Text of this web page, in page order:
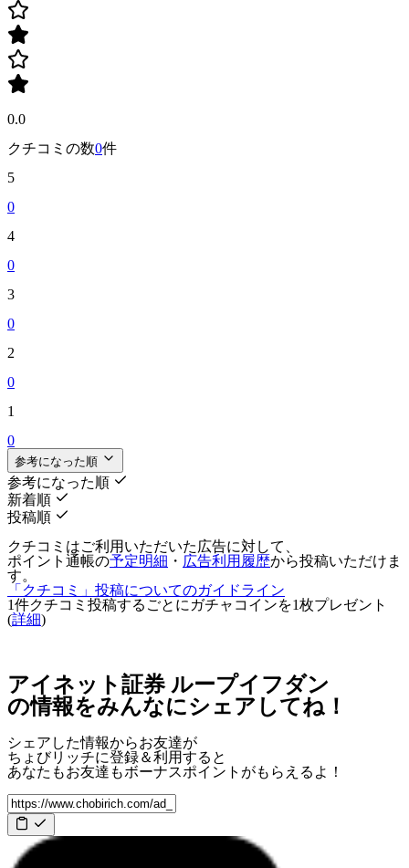
0.0
クチコミの数0件
5
0
4
0
3
0
2
0
1
0
参考になった順
参考になった順
新着順
投稿順
クチコミはご利用いただいた広告に対して、
ポイント通帳の予定明細 ・ 広告利用履歴から投稿いただけま
す。
「クチコミ」投稿についてのガイドライン
1件クチコミ投稿するごとに ガチャコインを1枚プレゼント
(詳細)
アイネット証券 ループイフダン
の情報をみんなにシェアしてね！
シェアした情報からお友達が
ちょびリッチに登録＆利用すると
あなたもお友達もボーナスポイント がもらえるよ！